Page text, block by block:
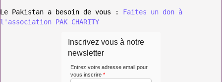
Le Pakistan a besoin de vous : Faites un don à
l'association PAK CHARITY
Inscrivez vous à notre
newsletter
Entrez votre adresse email pour
vous inscrire *